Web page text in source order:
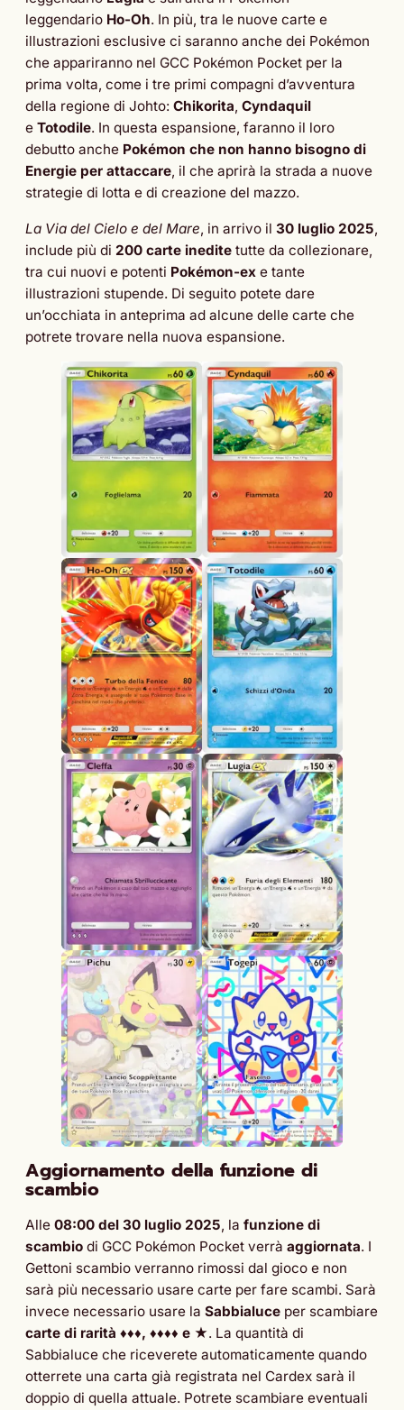
leggendario Ho-Oh. In più, tra le nuove carte e
illustrazioni esclusive ci saranno anche dei Pokémon
che appariranno nel GCC Pokémon Pocket per la
prima volta, come i tre primi compagni d’avventura
della regione di Johto: Chikorita, Cyndaquil
e Totodile. In questa espansione, faranno il loro
debutto anche Pokémon che non hanno bisogno di
Energie per attaccare, il che aprirà la strada a nuove
strategie di lotta e di creazione del mazzo.
La Via del Cielo e del Mare, in arrivo il 30 luglio 2025,
include più di 200 carte inedite tutte da collezionare,
tra cui nuovi e potenti Pokémon-ex e tante
illustrazioni stupende. Di seguito potete dare
un’occhiata in anteprima ad alcune delle carte che
potrete trovare nella nuova espansione.
Aggiornamento della funzione di
scambio
Alle 08:00 del 30 luglio 2025, la funzione di
scambio di GCC Pokémon Pocket verrà aggiornata. I
Gettoni scambio verranno rimossi dal gioco e non
sarà più necessario usare carte per fare scambi. Sarà
invece necessario usare la Sabbialuce per scambiare
carte di rarità ♦♦♦, ♦♦♦♦ e ★. La quantità di
Sabbialuce che riceverete automaticamente quando
otterrete una carta già registrata nel Cardex sarà il
doppio di quella attuale. Potrete scambiare eventuali